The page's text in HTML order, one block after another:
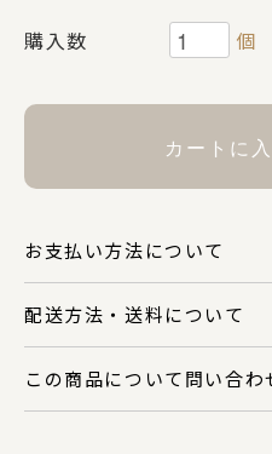
財布・カードケ
身のまわり品
バッグ
マスク関係
購入数 個
お支払い方法について
配送方法・送料について
この商品について問い合わ